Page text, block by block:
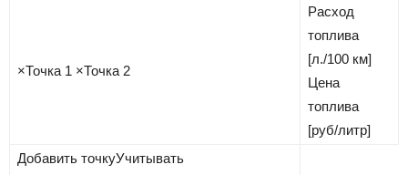
×Точка 1 ×Точка 2
Расход
топлива
[л./100 км]
Цена
топлива
[руб/литр]
Добавить точкуУчитывать